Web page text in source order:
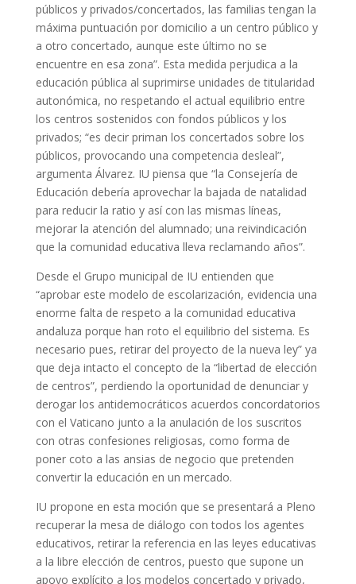
públicos y privados/concertados, las familias tengan la
máxima puntuación por domicilio a un centro público y
a otro concertado, aunque este último no se
encuentre en esa zona”. Esta medida perjudica a la
educación pública al suprimirse unidades de titularidad
autonómica, no respetando el actual equilibrio entre
los centros sostenidos con fondos públicos y los
privados; “es decir priman los concertados sobre los
públicos, provocando una competencia desleal”,
argumenta Álvarez. IU piensa que “la Consejería de
Educación debería aprovechar la bajada de natalidad
para reducir la ratio y así con las mismas líneas,
mejorar la atención del alumnado; una reivindicación
que la comunidad educativa lleva reclamando años”.
Desde el Grupo municipal de IU entienden que
“aprobar este modelo de escolarización, evidencia una
enorme falta de respeto a la comunidad educativa
andaluza porque han roto el equilibrio del sistema. Es
necesario pues, retirar del proyecto de la nueva ley” ya
que deja intacto el concepto de la “libertad de elección
de centros”, perdiendo la oportunidad de denunciar y
derogar los antidemocráticos acuerdos concordatorios
con el Vaticano junto a la anulación de los suscritos
con otras confesiones religiosas, como forma de
poner coto a las ansias de negocio que pretenden
convertir la educación en un mercado.
IU propone en esta moción que se presentará a Pleno
recuperar la mesa de diálogo con todos los agentes
educativos, retirar la referencia en las leyes educativas
a la libre elección de centros, puesto que supone un
apoyo explícito a los modelos concertado y privado,